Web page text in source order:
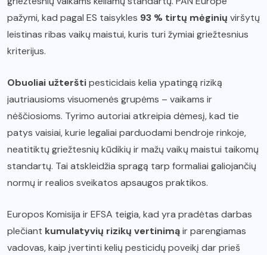
pažymi, kad pagal ES taisykles 93 % tirtų mėginių viršytų
leistinas ribas vaikų maistui, kuris turi žymiai griežtesnius
kriterijus.
Obuoliai užterštipesticidais kelia ypatingą riziką
jautriausioms visuomenės grupėms – vaikams ir
nėščiosioms. Tyrimo autoriai atkreipia dėmesį, kad tie
patys vaisiai, kurie legaliai parduodami bendroje rinkoje,
neatitiktų griežtesnių kūdikių ir mažų vaikų maistui taikomų
standartų. Tai atskleidžia spragą tarp formaliai galiojančių
normų ir realios sveikatos apsaugos praktikos.
Europos Komisija ir EFSA teigia, kad yra pradėtas darbas
plečiant kumulatyvių rizikų vertinimąir parengiamas
vadovas, kaip įvertinti kelių pesticidų poveikį dar prieš